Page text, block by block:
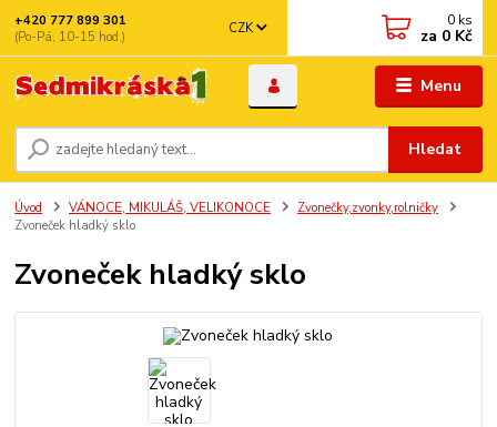
Menu
CZK
Hledat
+420 777 899 301
(Po-Pá, 10-15 hod.)
0 ks
za 0 Kč
Úvod VÁNOCE, MIKULÁŠ, VELIKONOCE
Zvonečky,zvonky,rolničky
Zvoneček hladký sklo
Zvoneček hladký sklo